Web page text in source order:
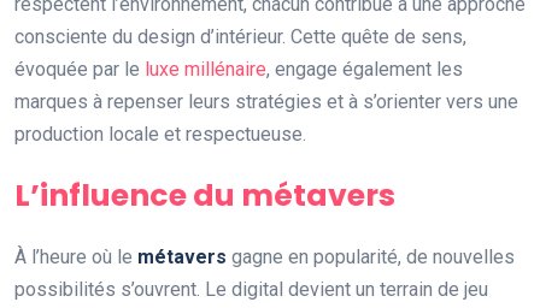
consciente du design d’intérieur. Cette quête de sens,
évoquée par le luxe millénaire, engage également les
marques à repenser leurs stratégies et à s’orienter vers une
production locale et respectueuse.
L’influence du métavers
À l’heure où le métavers gagne en popularité, de nouvelles
possibilités s’ouvrent. Le digital devient un terrain de jeu